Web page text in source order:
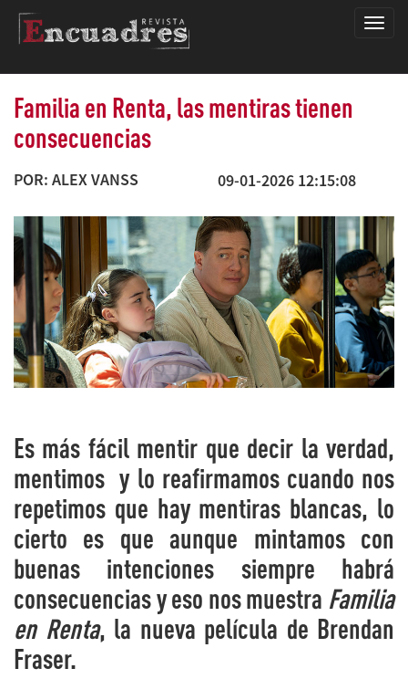
Familia en Renta, las mentiras tienen
consecuencias
POR: ALEX VANSS 09-01-2026 12:15:08
Es más fácil mentir que decir la verdad,
mentimos y lo reafirmamos cuando nos
repetimos que hay mentiras blancas, lo
cierto es que aunque mintamos con
buenas intenciones siempre habrá
consecuencias y eso nos muestra Familia
en Renta, la nueva película de Brendan
Fraser.